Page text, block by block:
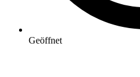
Geöffnet